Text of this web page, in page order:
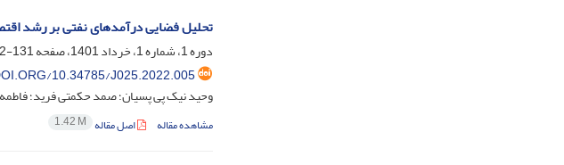
تحلیل فضایی درآمدهای نفتی بر رشد
دوره 1، شماره 1، خرداد 1401، صفحه
131-172
10.34785/J025.2022.005
وحید نیک پی پسیان؛ صمد حکمتی فرید؛
مشاهده مقاله اصل مقاله 1.42 M